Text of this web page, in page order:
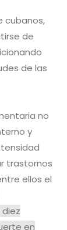
cubanos,
de
de las
no
y
trastornos
ellos el
en